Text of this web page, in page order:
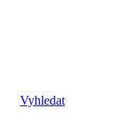
Vyhledat